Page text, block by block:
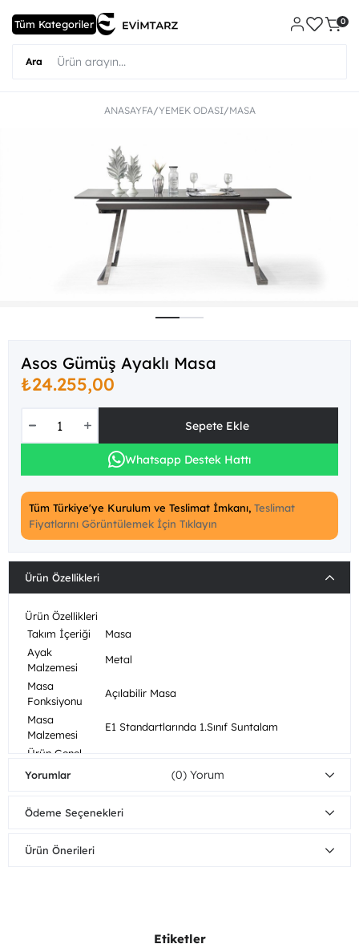
0
ANASAYFA YEMEK ODASI MASA
Asos Gümüş Ayaklı Masa
₺24.255,00
Whatsapp Destek Hattı
Tüm Türkiye'ye Kurulum ve Teslimat İmkanı, Teslimat
Fiyatlarını Görüntülemek İçin Tıklayın
Ürün Özellikleri
Ürün Özellikleri
Takım İçeriği
Masa
Ayak
Malzemesi
Metal
Masa
Fonksiyonu
Açılabilir Masa
Masa
Malzemesi
E1 Standartlarında 1.Sınıf Suntalam
Ürün Genel
Malzemesi
Bakım/Temizlik
koruyunuz. Sıcak yüzeylerin ve suyun uzun
Demonte
Yorumlar (0)
Ödeme Seçenekleri
Ürün Önerileri
Etiketler